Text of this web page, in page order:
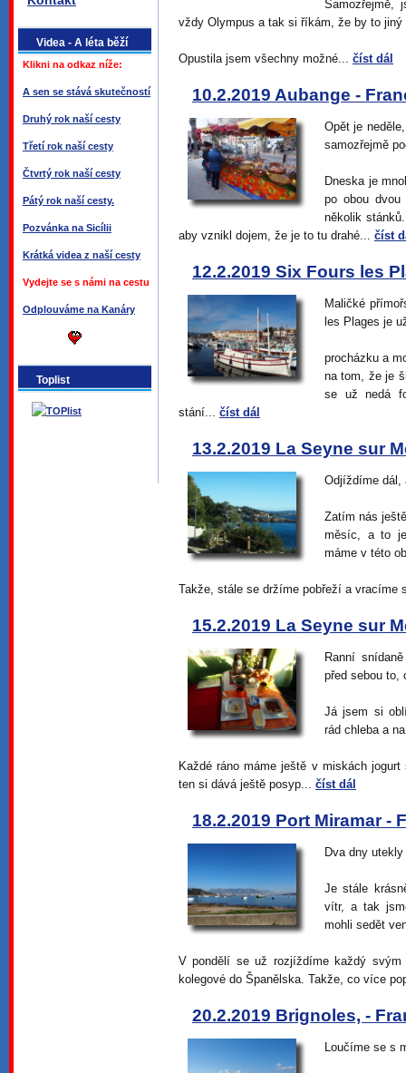
Videa - A léta běží
Klikni na odkaz níže:
A sen se stává skutečností
Druhý rok naší cesty
Třetí rok naší cesty
Čtvrtý rok naší cesty
Pátý rok naší cesty.
Pozvánka na Sicílii
Krátká videa z naší cesty
Vydejte se s námi na cestu
Odplouváme na Kanáry
Toplist
Samozřejmě,
vždy Olympus a tak si říkám, že by to jiný
Opustila jsem všechny možné... číst dál
10.2.2019 Aubange -
Opět je
samozřejmě
Dneska je
po obou dvou
několik
aby vznikl dojem, že je to tu drahé... číst
12.2.2019 Six Fours les
Maličké
les Plages je
procházku a
na tom, že je
se už nedá
stání... číst dál
13.2.2019 La Seyne sur
Odjíždíme dál,
Zatím nás
měsíc, a to
máme v této
Takže, stále se držíme pobřeží a vracíme
15.2.2019 La Seyne sur
Ranní
před sebou to,
Já jsem si
rád chleba a
Každé ráno máme ještě v miskách
ten si dává ještě posyp... číst dál
18.2.2019 Port Miramar -
Dva dny
Je stále
vítr, a tak
mohli sedět
V pondělí se už rozjíždíme každý svým
kolegové do Španělska. Takže, co více
20.2.2019 Brignoles, -
Loučíme se s